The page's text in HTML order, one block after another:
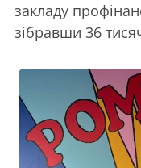
закладу
зібравши 36